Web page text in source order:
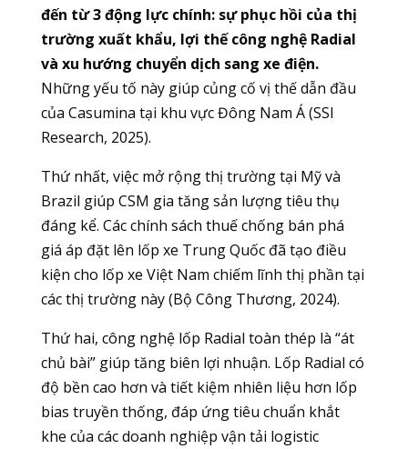
đến từ 3 động lực chính: sự phục hồi của thị
trường xuất khẩu, lợi thế công nghệ Radial
và xu hướng chuyển dịch sang xe điện.
Những yếu tố này giúp củng cố vị thế dẫn đầu
của Casumina tại khu vực Đông Nam Á (SSI
Research, 2025).
Thứ nhất, việc mở rộng thị trường tại Mỹ và
Brazil giúp CSM gia tăng sản lượng tiêu thụ
đáng kể. Các chính sách thuế chống bán phá
giá áp đặt lên lốp xe Trung Quốc đã tạo điều
kiện cho lốp xe Việt Nam chiếm lĩnh thị phần tại
các thị trường này (Bộ Công Thương, 2024).
Thứ hai, công nghệ lốp Radial toàn thép là “át
chủ bài” giúp tăng biên lợi nhuận. Lốp Radial có
độ bền cao hơn và tiết kiệm nhiên liệu hơn lốp
bias truyền thống, đáp ứng tiêu chuẩn khắt
khe của các doanh nghiệp vận tải logistic